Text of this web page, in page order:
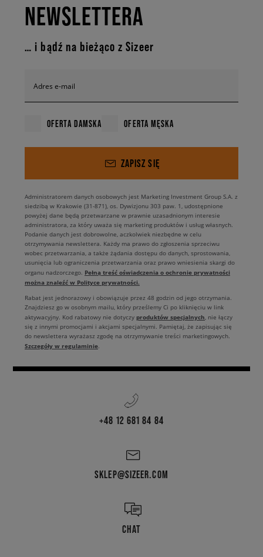
NEWSLETTERA
… i bądź na bieżąco z Sizeer
Adres e-mail
OFERTA DAMSKA OFERTA MĘSKA
ZAPISZ SIĘ
Administratorem danych osobowych jest Marketing Investment Group S.A. z
siedzibą w Krakowie (31-871), os. Dywizjonu 303 paw. 1, udostępnione
powyżej dane będą przetwarzane w prawnie uzasadnionym interesie
administratora, za który uważa się marketing produktów i usług własnych.
Podanie danych jest dobrowolne, aczkolwiek niezbędne w celu
otrzymywania newslettera. Każdy ma prawo do zgłoszenia sprzeciwu
wobec przetwarzania, a także żądania dostępu do danych, sprostowania,
usunięcia lub ograniczenia przetwarzania oraz prawo wniesienia skargi do
organu nadzorczego. Pełną treść oświadczenia o ochronie prywatności
można znaleźć w Polityce prywatności.
Rabat jest jednorazowy i obowiązuje przez 48 godzin od jego otrzymania.
Znajdziesz go w osobnym mailu, który prześlemy Ci po kliknięciu w link
aktywacyjny. Kod rabatowy nie dotyczy produktów specjalnych, nie łączy
się z innymi promocjami i akcjami specjalnymi. Pamiętaj, że zapisując się
do newslettera wyrażasz zgodę na otrzymywanie treści marketingowych.
Szczegóły w regulaminie.
+48 12 681 84 84
SKLEP@SIZEER.COM
CHAT